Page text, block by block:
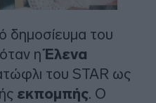
δημοσίευμα του
ηΈλενα
του STAR ως
εκπομπής . Ο